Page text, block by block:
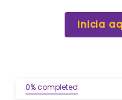
Inicia
0% completed